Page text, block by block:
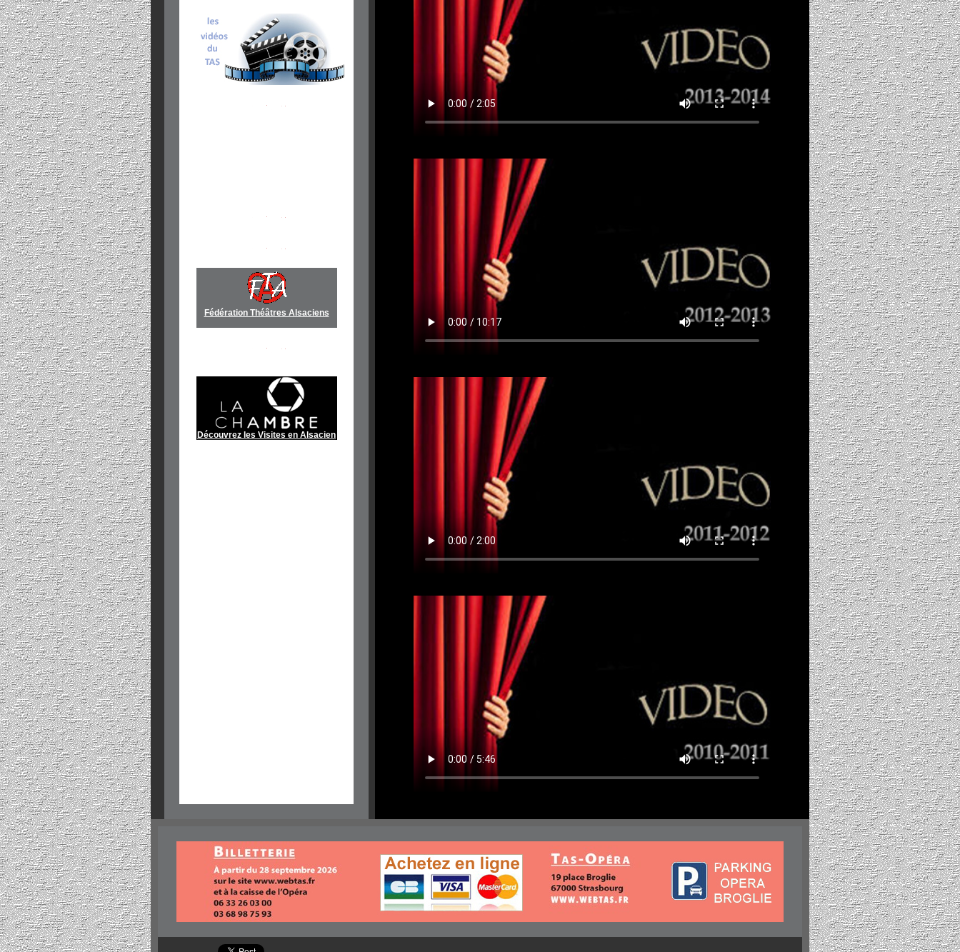
Fédération Théâtres Alsaciens
Découvrez les Visites en Alsacien